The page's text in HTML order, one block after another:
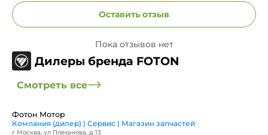
Оставить отзыв
Пока отзывов нет
Дилеры бренда FOTON
Смотреть все
Фотон Мотор
Компания (дилер) | Сервис | Магазин запчастей
г Москва, ул Плеханова, д 13